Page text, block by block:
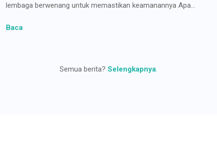
lembaga berwenang untuk memastikan keamanannya Apa...
Baca
Semua berita? Selengkapnya.